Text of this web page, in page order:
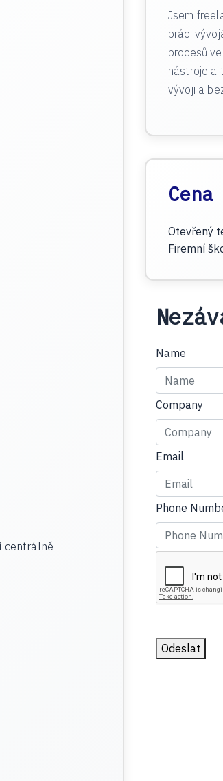
centrálně
Jsem
práci
procesů
nástroje a
vývoji a
Otevřený
Firemní
Name
Company
Email
Phone
Odeslat